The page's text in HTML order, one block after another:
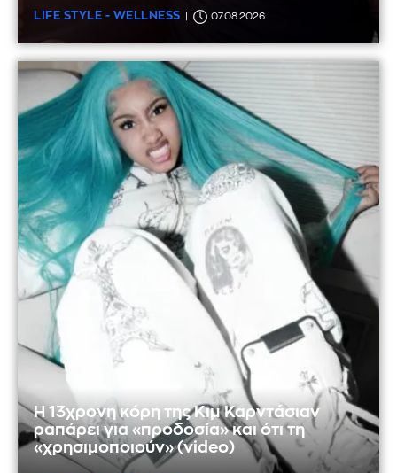
LIFE STYLE - WELLNESS 07.08.2026
Η 13χρονη κόρη της Κιμ Καρντάσιαν
ραπάρει για «προδοσία» και ότι τη
«χρησιμοποιούν» (video)